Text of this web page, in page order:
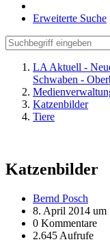
Erweiterte Suche
LA Aktuell -
Schwaben -
Katzenbilder
Tiere
Katzenbilder
Bernd Posch
8. April 2014 um
0 Kommentare
2.645 Aufrufe